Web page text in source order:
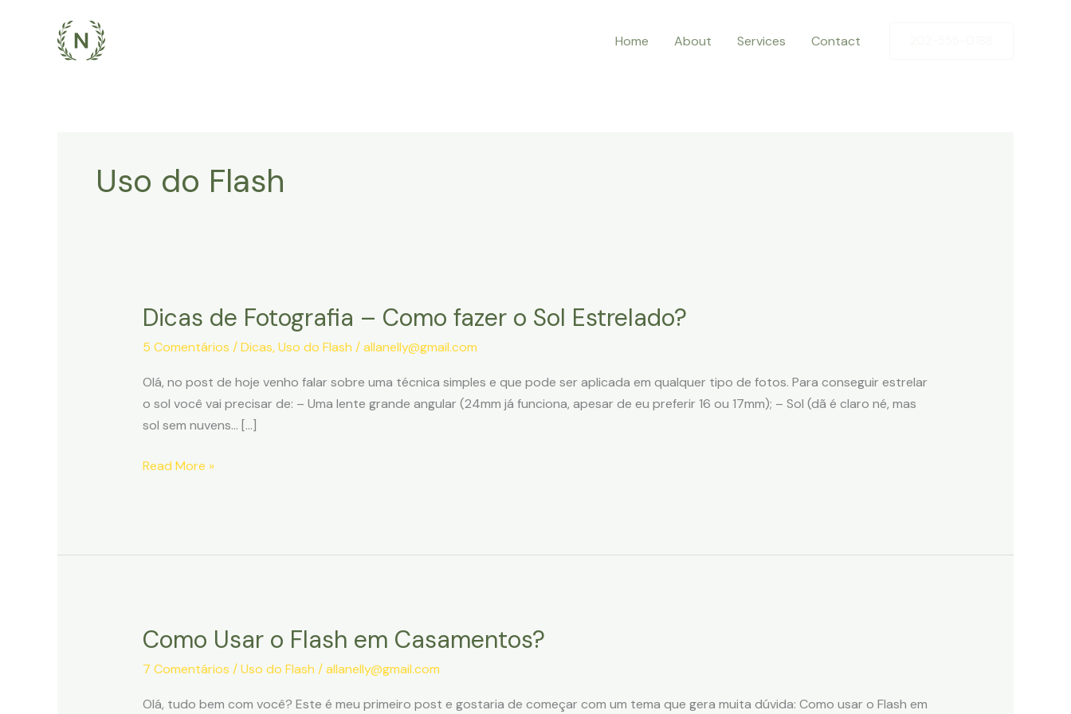
Home About Services Contact
Uso do Flash
Dicas de Fotografia – Como fazer o Sol Estrelado?
5 Comentários /Dicas,Uso do Flash /allanelly@gmail.com
Olá, no post de hoje venho falar sobre uma técnica simples e que pode ser aplicada em qualquer tipo de fotos. Para conseguir estrelar
o sol você vai precisar de: – Uma lente grande angular (24mm já funciona, apesar de eu preferir 16 ou 17mm); – Sol (dã é claro né, mas
sol sem nuvens… […]
Dicas
Fotografia
–
Como
fazer
Sol
Read More »
Como Usar o Flash em Casamentos?
7 Comentários /Uso do Flash /allanelly@gmail.com
Olá, tudo bem com você? Este é meu primeiro post e gostaria de começar com um tema que gera muita dúvida: Como usar o Flash em
Como
o
Flash